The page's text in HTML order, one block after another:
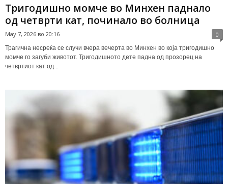
Тригодишно момче во Минхен паднало
од четврти кат, починало во болница
May 7, 2026 во 20:16 0
Трагична несреќа се случи вчера вечерта во Минхен во која тригодишно
момче го загуби животот. Тригодишното дете падна од прозорец на
четвртиот кат од...